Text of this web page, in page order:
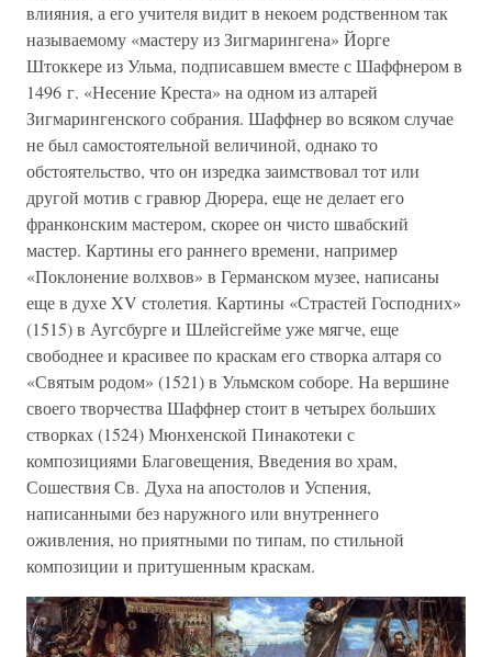
влияния, а его учителя видит в некоем родственном так
называемому «мастеру из Зигмарингена» Йорге
Штоккере из Ульма, подписавшем вместе с Шаффнером в
1496 г. «Несение Креста» на одном из алтарей
Зигмарингенского собрания. Шаффнер во всяком случае
не был самостоятельной величиной, однако то
обстоятельство, что он изредка заимствовал тот или
другой мотив с гравюр Дюрера, еще не делает его
франконским мастером, скорее он чисто швабский
мастер. Картины его раннего времени, например
«Поклонение волхвов» в Германском музее, написаны
еще в духе XV столетия. Картины «Страстей Господних»
(1515) в Аугсбурге и Шлейсгейме уже мягче, еще
свободнее и красивее по краскам его створка алтаря со
«Святым родом» (1521) в Ульмском соборе. На вершине
своего творчества Шаффнер стоит в четырех больших
створках (1524) Мюнхенской Пинакотеки с
композициями Благовещения, Введения во храм,
Сошествия Св. Духа на апостолов и Успения,
написанными без наружного или внутреннего
оживления, но приятными по типам, по стильной
композиции и притушенным краскам.